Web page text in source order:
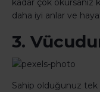
kadar çok okursanız
daha iyi anlar ve
3.
Sahip olduğunuz